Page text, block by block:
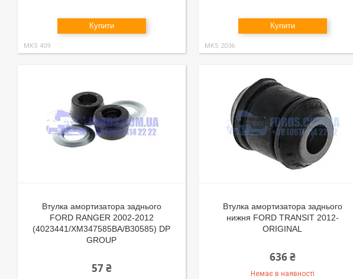
Купити
MKS 409
Купити
MKS 2036
Втулка амортизатора заднього
FORD RANGER 2002-2012
(4023441/XM347585BA/B30585) DP
GROUP
57 ₴
Втулка амортизатора заднього
нижня FORD TRANSIT 2012-
ORIGINAL
636 ₴
Немає в наявності